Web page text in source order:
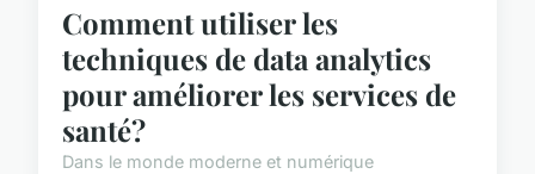
Comment utiliser les
techniques de data analytics
pour améliorer les services de
santé?
Dans le monde moderne et numérique